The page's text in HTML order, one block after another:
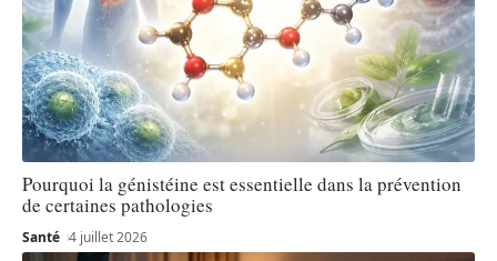
Pourquoi la génistéine est essentielle dans la prévention
de certaines pathologies
Santé 4 juillet 2026